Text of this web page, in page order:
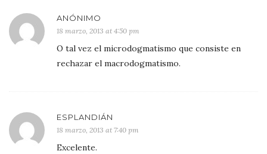
ANÓNIMO
18 marzo, 2013 at 4:50 pm
O tal vez el microdogmatismo que consiste en
rechazar el macrodogmatismo.
ESPLANDIÁN
18 marzo, 2013 at 7:40 pm
Excelente.